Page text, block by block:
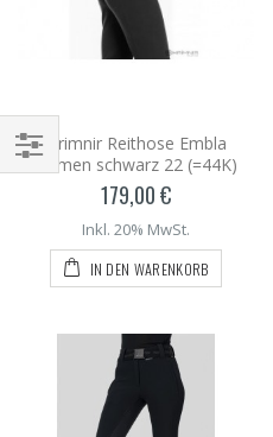
Hrimnir Reithose Embla
Damen schwarz 22 (=44K)
179,00 €
Inkl. 20% MwSt.
IN DEN WARENKORB